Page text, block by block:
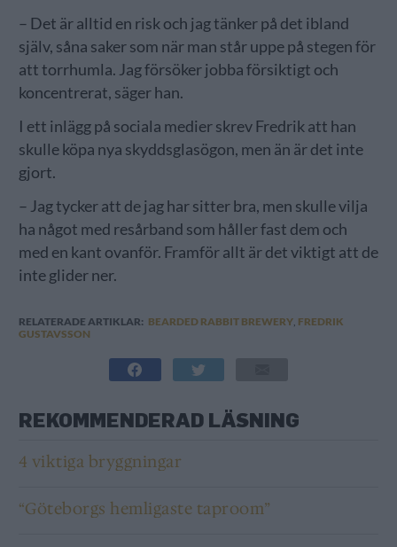
– Det är alltid en risk och jag tänker på det ibland
själv, såna saker som när man står uppe på stegen för
att torrhumla. Jag försöker jobba försiktigt och
koncentrerat, säger han.
I ett inlägg på sociala medier skrev Fredrik att han
skulle köpa nya skyddsglasögon, men än är det inte
gjort.
– Jag tycker att de jag har sitter bra, men skulle vilja
ha något med resårband som håller fast dem och
med en kant ovanför. Framför allt är det viktigt att de
inte glider ner.
RELATERADE ARTIKLAR: BEARDED RABBIT BREWERY, FREDRIK
GUSTAVSSON
REKOMMENDERAD LÄSNING
4 viktiga bryggningar
“Göteborgs hemligaste taproom”